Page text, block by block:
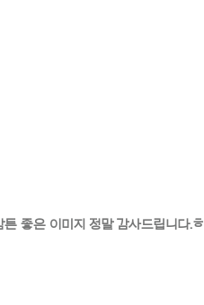
좋은 이미지 정말 감사드립니다.ㅎ